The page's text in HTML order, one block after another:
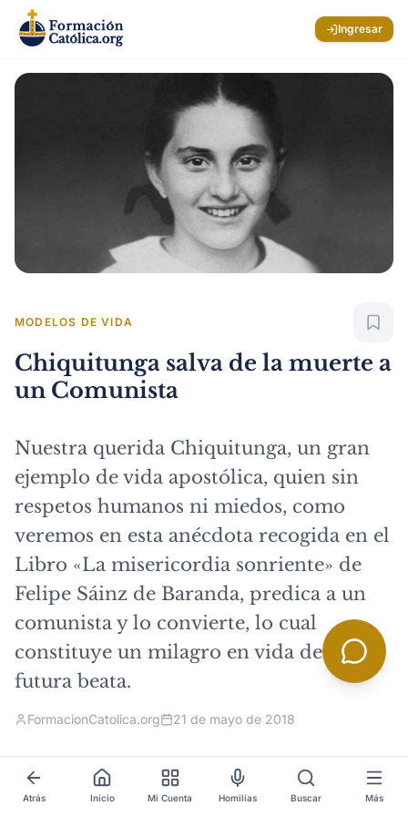
Ingresar
MODELOS DE VIDA
Chiquitunga salva de la muerte a
un Comunista
Nuestra querida Chiquitunga, un gran
ejemplo de vida apostólica, quien sin
respetos humanos ni miedos, como
veremos en esta anécdota recogida en el
Libro «La misericordia sonriente» de
Felipe Sáinz de Baranda, predica a un
comunista y lo convierte, lo cual
constituye un milagro en vida de la
futura beata.
FormacionCatolica.org 21 de mayo de 2018
Atrás Inicio Mi Cuenta Homilías Buscar Más